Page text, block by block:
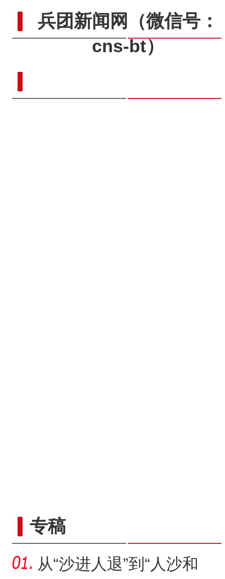
兵团新闻网
（微信号：
cns-bt）
专稿
从“沙进人退”到“人沙和